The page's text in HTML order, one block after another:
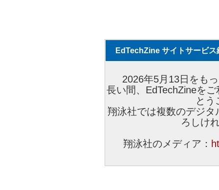
EdTechZine サイトサービス
2026年5月13日をも
長い間、EdTechZineを
とう
翔泳社では複数のデジ
ろしけ
翔泳社のメディア：